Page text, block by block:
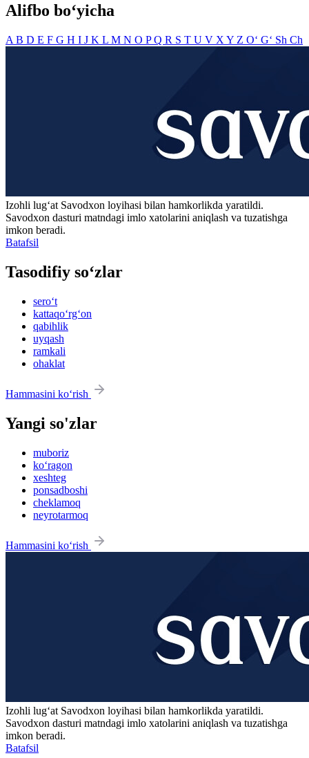
Alifbo bo‘yicha
A B D E F G H I J K L M N O PQ R S T U V X Y Z O‘ G‘ Sh Ch
Izohli lugʻat Savodxon loyihasi bilan hamkorlikda yaratildi.
Savodxon dasturi matndagi imlo xatolarini aniqlash va tuzatishga
imkon beradi.
Batafsil
Tasodifiy so‘zlar
sero‘t
kattaqo‘rg‘on
qabihlik
uyqash
ramkali
ohaklat
Hammasini ko‘rish
Yangi so'zlar
muboriz
ko‘ragon
xeshteg
ponsadboshi
cheklamoq
neyrotarmoq
Hammasini ko‘rish
Izohli lugʻat Savodxon loyihasi bilan hamkorlikda yaratildi.
Savodxon dasturi matndagi imlo xatolarini aniqlash va tuzatishga
imkon beradi.
Batafsil